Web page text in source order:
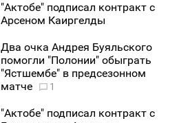
"Актобе" подписал контракт с
Арсеном Каиргелды
Два очка Андрея Буяльского
помогли "Полонии" обыграть
"Ястшембе" в предсезонном
матче
1
"Актобе" подписал контракт с